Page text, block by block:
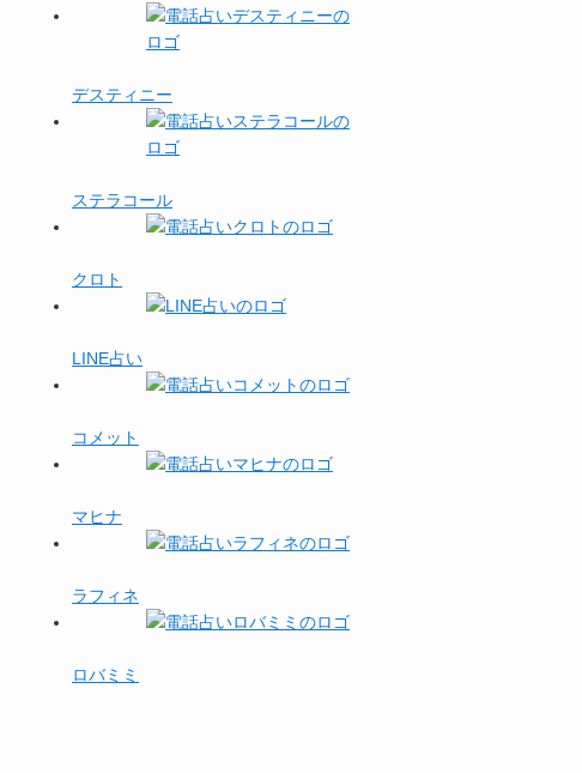
デスティニー
ステラコール
クロト
LINE占い
コメット
マヒナ
ラフィネ
ロバミミ